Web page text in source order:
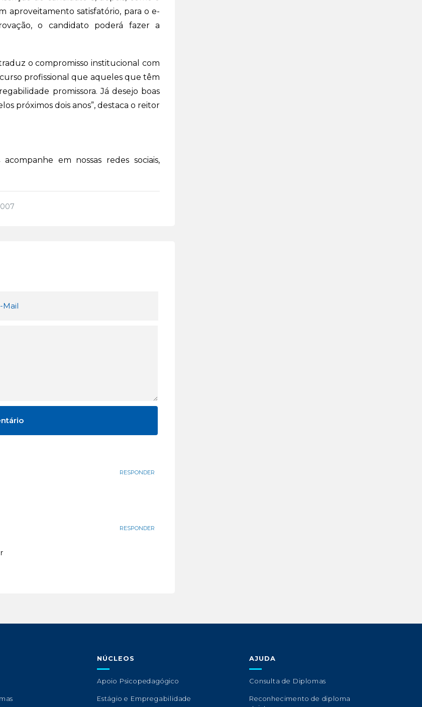
aproveitamento satisfatório, para o e-
o candidato poderá fazer a
o compromisso institucional com
profissional que aqueles que têm
promissora. Já desejo boas
próximos dois anos”, destaca o reitor
em nossas redes sociais,
RESPONDER
RESPONDER
NÚCLEOS
Apoio Psicopedagógico
Estágio e Empregabilidade
AJUDA
Consulta de Diplomas
Reconhecimento de diploma